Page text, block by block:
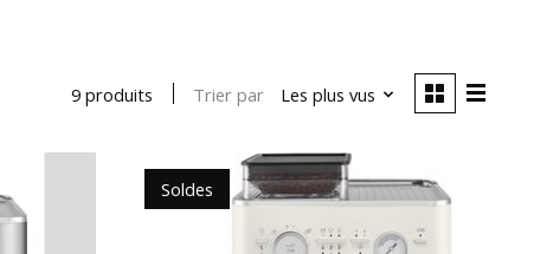
9 produits Trier par Les plus vus
Soldes